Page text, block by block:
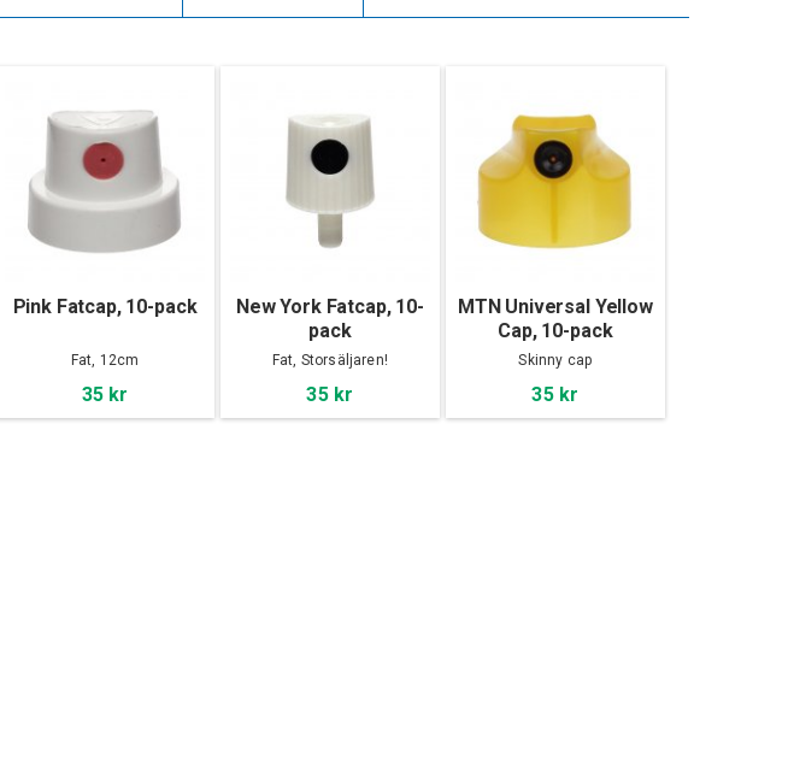
Pink Fatcap, 10-pack
Fat, 12cm
35 kr
New York Fatcap, 10-
pack
Fat, Storsäljaren!
35 kr
MTN Universal Yellow
Cap, 10-pack
Skinny cap
35 kr